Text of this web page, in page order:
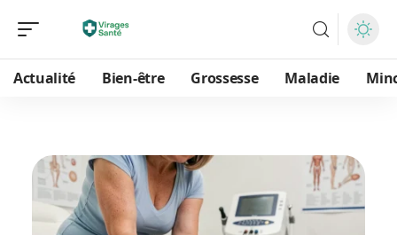
Actualité Bien-être Grossesse Maladie